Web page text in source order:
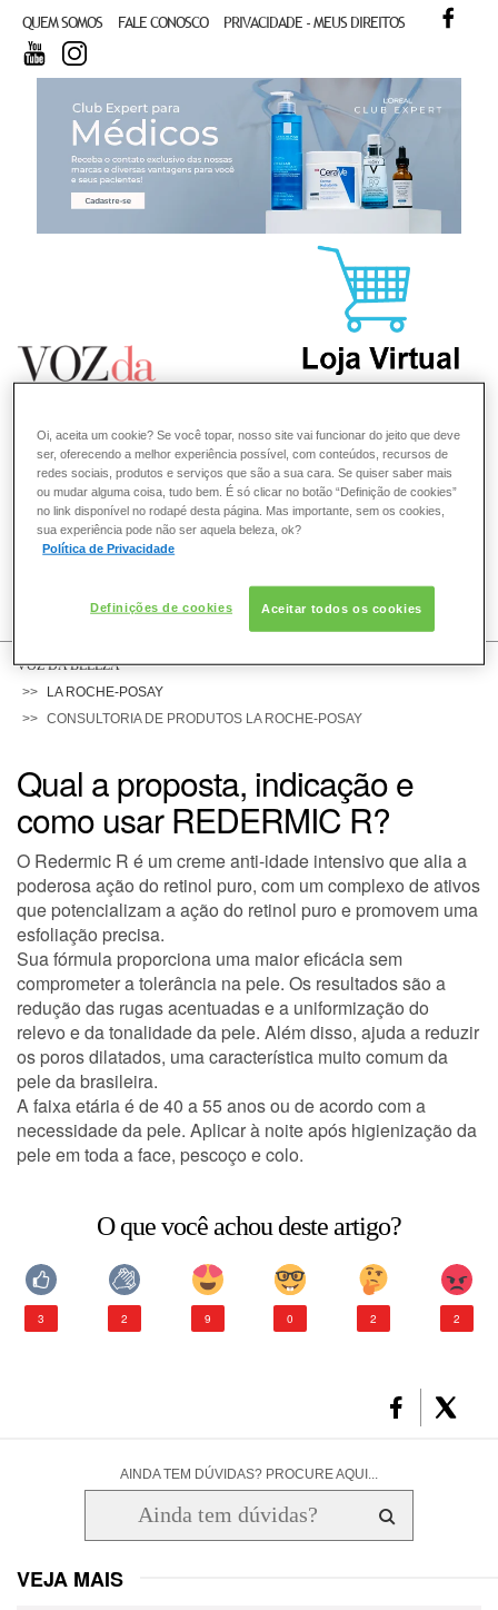
QUEM SOMOS FALE CONOSCO PRIVACIDADE - MEUS DIREITOS
YOUTUBE
COMO POSSO AJUDAR? DÚVIDAS SOBRE:
PELE
DESODORANTE
SOLAR
DERMACLUB
CONSULTORIA DE PRODUTOS LA ROCHE-POSAY
VOZ DA BELEZA
LA ROCHE-POSAY
CONSULTORIA DE PRODUTOS LA ROCHE-POSAY
Qual a proposta, indicação e
como usar REDERMIC R?
O Redermic R é um creme anti-idade intensivo que alia a
poderosa ação do retinol puro, com um complexo de ativos
que potencializam a ação do retinol puro e promovem uma
esfoliação precisa.
Sua fórmula proporciona uma maior eficácia sem
comprometer a tolerância na pele. Os resultados são a
redução das rugas acentuadas e a uniformização do
relevo e da tonalidade da pele. Além disso, ajuda a reduzir
os poros dilatados, uma característica muito comum da
pele da brasileira.
A faixa etária é de 40 a 55 anos ou de acordo com a
necessidade da pele. Aplicar à noite após higienização da
pele em toda a face, pescoço e colo.
O que você achou deste artigo?
3 2 9 0 2 2
AINDA TEM DÚVIDAS? PROCURE AQUI...
VEJA MAIS
Oi, aceita um cookie? Se você topar, nosso site vai funcionar do jeito que deve
ser, oferecendo a melhor experiência possível, com conteúdos, recursos de
redes sociais, produtos e serviços que são a sua cara. Se quiser saber mais
ou mudar alguma coisa, tudo bem. É só clicar no botão “Definição de cookies”
no link disponível no rodapé desta página. Mas importante, sem os cookies,
sua experiência pode não ser aquela beleza, ok?
Política de Privacidade
Definições de cookies Aceitar todos os cookies